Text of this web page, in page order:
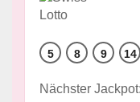
5 8 9 14
Nächster